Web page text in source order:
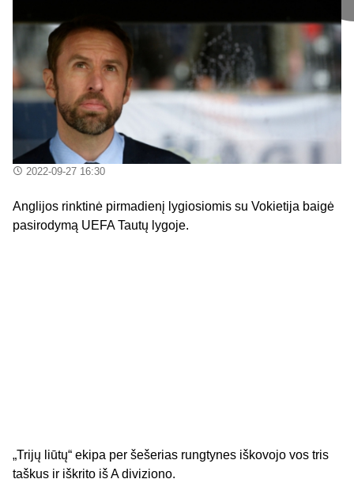
2022-09-27 16:30
Anglijos rinktinė pirmadienį lygiosiomis su Vokietija baigė
pasirodymą UEFA Tautų lygoje.
„Trijų liūtų“ ekipa per šešerias rungtynes iškovojo vos tris
taškus ir iškrito iš A diviziono.